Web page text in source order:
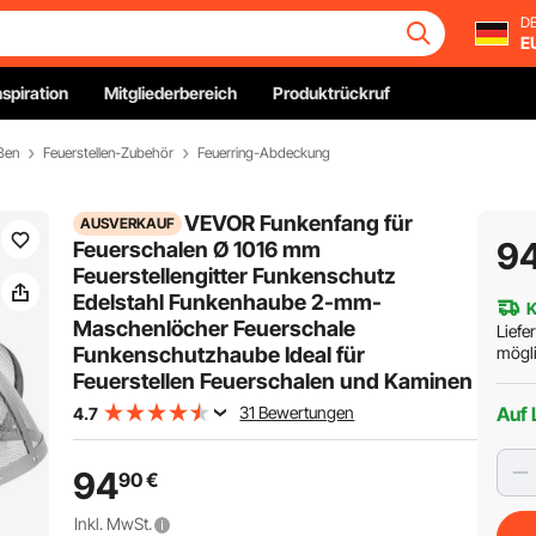
Mitgliederbereich Produktrückruf
Feuerstellen-Zubehör Feuerring-Abdeckung
AUSVERKAUF VEVOR Funkenfang für
Feuerschalen Ø 1016 mm
Feuerstellengitter Funkenschutz
Edelstahl Funkenhaube 2-mm-
Maschenlöcher Feuerschale
Funkenschutzhaube Ideal für
Feuerstellen Feuerschalen und Kaminen
4.7 31 Bewertungen
9490€
Inkl. MwSt.
Auf